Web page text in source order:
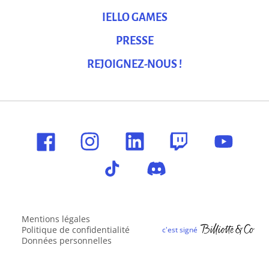
IELLO GAMES
PRESSE
REJOIGNEZ-NOUS !
Mentions légales
Politique de confidentialité
Données personnelles